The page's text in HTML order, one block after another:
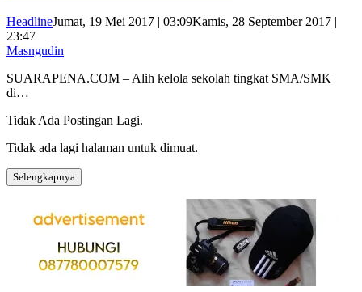
HeadlineJumat, 19 Mei 2017 | 03:09Kamis, 28 September 2017 |
23:47
Masngudin
SUARAPENA.COM – Alih kelola sekolah tingkat SMA/SMK
di…
Tidak Ada Postingan Lagi.
Tidak ada lagi halaman untuk dimuat.
Selengkapnya